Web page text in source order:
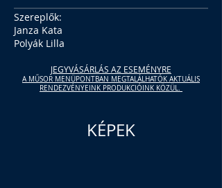
Szereplők:
Janza Kata
Polyák Lilla
JEGYVÁSÁRLÁS AZ ESEMÉNYRE
A MŰSOR MENÜPONTBAN MEGTALÁLHATÓK AKTUÁLIS
RENDEZVÉNYEINK PRODUKCIÓINK KÖZÜL.
KÉPEK